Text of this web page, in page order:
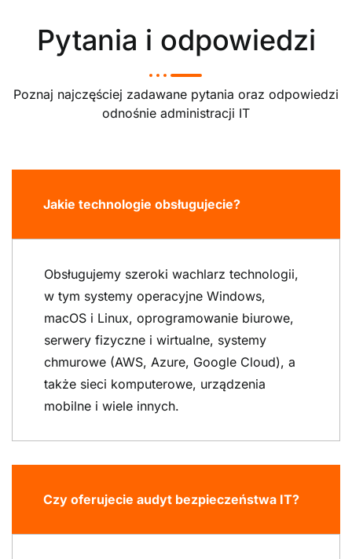
Pytania i odpowiedzi
Poznaj najczęściej zadawane pytania oraz odpowiedzi
odnośnie administracji IT
Jakie technologie obsługujecie?
Obsługujemy szeroki wachlarz technologii,
w tym systemy operacyjne Windows,
macOS i Linux, oprogramowanie biurowe,
serwery fizyczne i wirtualne, systemy
chmurowe (AWS, Azure, Google Cloud), a
także sieci komputerowe, urządzenia
mobilne i wiele innych.
Czy oferujecie audyt bezpieczeństwa IT?